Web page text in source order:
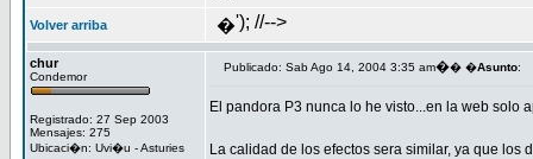
Volver arriba �'); //-->
chur
Condemor
Registrado: 27 Sep 2003
Mensajes: 275
Ubicaci�n: Uvi�u - Asturies
Publicado: Sab Ago 14, 2004 3:35 am�� �Asunto:
El pandora P3 nunca lo he visto...en la web solo
La calidad de los efectos sera similar, ya que los